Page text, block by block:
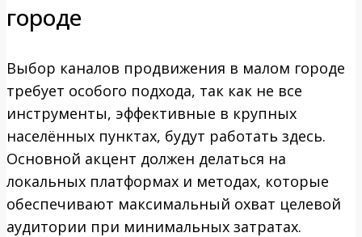
городе
Выбор каналов продвижения в малом городе
требует особого подхода, так как не все
инструменты, эффективные в крупных
населённых пунктах, будут работать здесь.
Основной акцент должен делаться на
локальных платформах и методах, которые
обеспечивают максимальный охват целевой
аудитории при минимальных затратах.